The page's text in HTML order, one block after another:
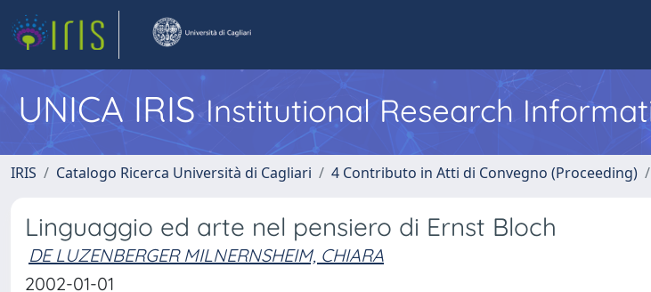
UNICA IRISInstitutional Research
IRIS Catalogo Ricerca Università di Cagliari 4 Contributo in Atti di Convegno (Proceeding)
Linguaggio ed arte nel pensiero di Ernst Bloch
DE LUZENBERGER MILNERNSHEIM, CHIARA
2002-01-01